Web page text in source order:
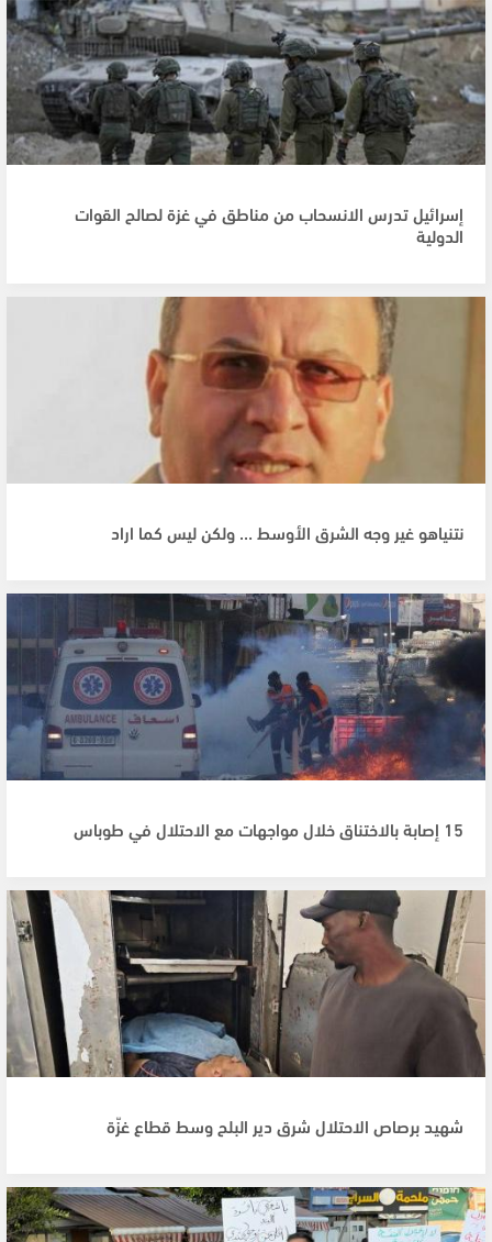
إسرائيل تدرس الانسحاب من مناطق في غزة لصالح القوات
الدولية
نتنياهو غير وجه الشرق الأوسط … ولكن ليس كما اراد
15 إصابة بالاختناق خلال مواجهات مع الاحتلال في طوباس
شهيد برصاص الاحتلال شرق دير البلح وسط قطاع غزّة